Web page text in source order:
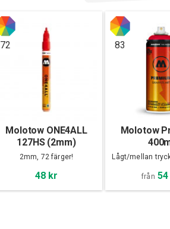
72
Molotow ONE4ALL
127HS (2mm)
2mm, 72 färger!
48 kr
83
Molotow
Lågt/mellan
från